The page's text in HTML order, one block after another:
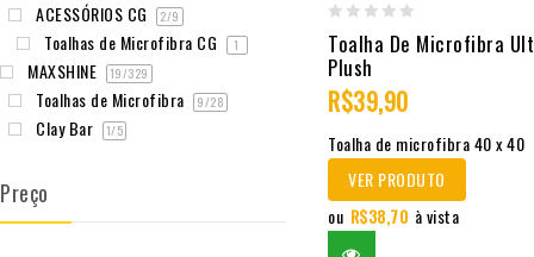
out
of
Toalha De Microfibra
Plush
R$39,90
Toalha de microfibra 40 x 40
VER PRODUTO
ou R$38,70 à vista
ACESSÓRIOS CG 2/9
Toalhas de Microfibra CG 1
MAXSHINE 19/329
Toalhas de Microfibra 9/28
Clay Bar 1/5
Preço